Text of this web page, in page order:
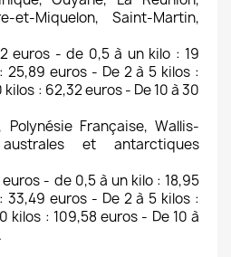
et-Miquelon, Saint-Martin,
euros - de 0,5 à un kilo : 19
25,89 euros - De 2 à 5 kilos :
: 62,32 euros - De 10 à 30
Polynésie Française, Wallis-
et antarctiques
- de 0,5 à un kilo : 18,95
33,49 euros - De 2 à 5 kilos :
kilos : 109,58 euros - De 10 à